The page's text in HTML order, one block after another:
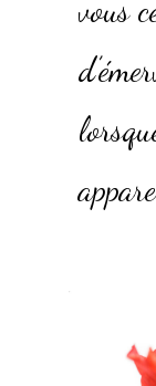
vous